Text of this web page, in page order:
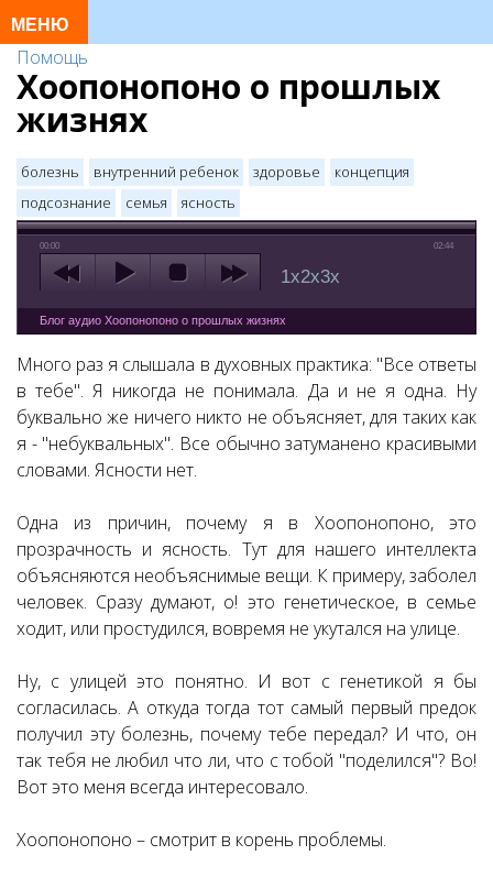
Помощь
Хоопонопоно о прошлых
жизнях
болезнь внутренний ребенок здоровье
концепция
подсознание
семья ясность
00:00 02:44
1x2x3x
Блог аудио Хоопонопоно о прошлых жизнях
Много раз я слышала в духовных практика: "Все ответы
в тебе". Я никогда не понимала. Да и не я одна. Ну
буквально же ничего никто не объясняет, для таких как
я - "небуквальных". Все обычно затуманено красивыми
словами. Ясности нет.
Одна из причин, почему я в Хоопонопоно, это
прозрачность и ясность. Тут для нашего интеллекта
объясняются необъяснимые вещи. К примеру, заболел
человек. Сразу думают, о! это генетическое, в семье
ходит, или простудился, вовремя не укутался на улице.
Ну, с улицей это понятно. И вот с генетикой я бы
согласилась. А откуда тогда тот самый первый предок
получил эту болезнь, почему тебе передал? И что, он
так тебя не любил что ли, что с тобой "поделился"? Во!
Вот это меня всегда интересовало.
Хоопонопоно – смотрит в корень проблемы.